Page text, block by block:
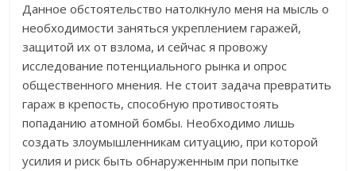
Данное обстоятельство натолкнуло меня на мысль о
необходимости заняться укреплением гаражей,
защитой их от взлома, и сейчас я провожу
исследование потенциального рынка и опрос
общественного мнения. Не стоит задача превратить
гараж в крепость, способную противостоять
попаданию атомной бомбы. Необходимо лишь
создать злоумышленникам ситуацию, при которой
усилия и риск быть обнаруженным при попытке